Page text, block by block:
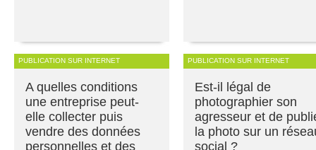
PUBLICATION SUR INTERNET
A quelles conditions
une entreprise peut-
elle collecter puis
vendre des données
personnelles et des
PUBLICATION SUR INTERNET
Est-il légal de
photographier son
agresseur et de
la photo sur un
social ?